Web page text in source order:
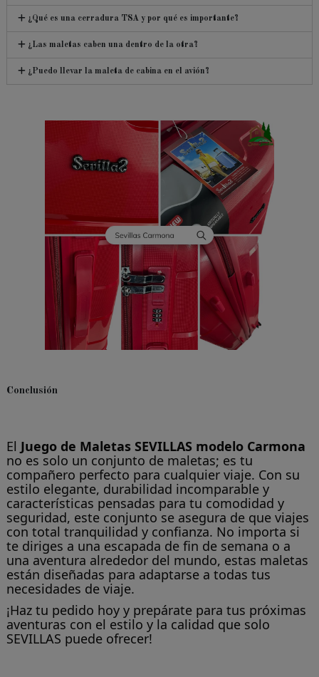
¿Qué es una cerradura TSA y por qué es importante?
¿Las maletas caben una dentro de la otra?
¿Puedo llevar la maleta de cabina en el avión?
Conclusión
El Juego de Maletas SEVILLAS modelo Carmona
no es solo un conjunto de maletas; es tu
compañero perfecto para cualquier viaje. Con su
estilo elegante, durabilidad incomparable y
características pensadas para tu comodidad y
seguridad, este conjunto se asegura de que viajes
con total tranquilidad y confianza. No importa si
te diriges a una escapada de fin de semana o a
una aventura alrededor del mundo, estas maletas
están diseñadas para adaptarse a todas tus
necesidades de viaje.
¡Haz tu pedido hoy y prepárate para tus próximas
aventuras con el estilo y la calidad que solo
SEVILLAS puede ofrecer!